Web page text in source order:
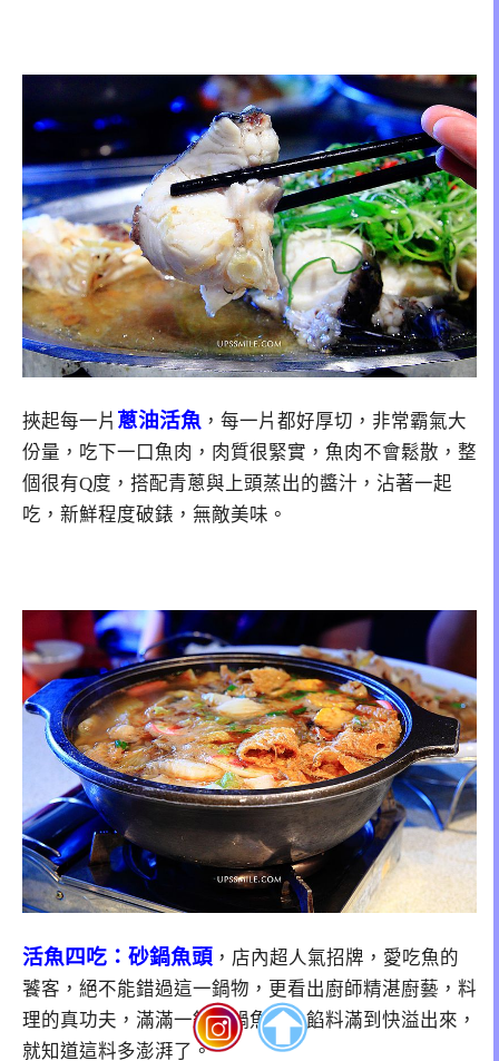
挾起每一片 蔥油活魚 ，每一片都好厚切，非常霸氣大
份量，吃下一口魚肉，肉質很緊實，魚肉不會鬆散，整
個很有Q度，搭配青蔥與上頭蒸出的醬汁，沾著一起
吃，新鮮程度破錶，無敵美味。
活魚四吃：砂鍋魚頭 ，店內超人氣招牌，愛吃魚的
饕客，絕不能錯過這一鍋物，更看出廚師精湛廚藝，料
理的真功夫，滿滿一鍋砂鍋魚頭，餡料滿到快溢出來，
就知道這料多澎湃了。